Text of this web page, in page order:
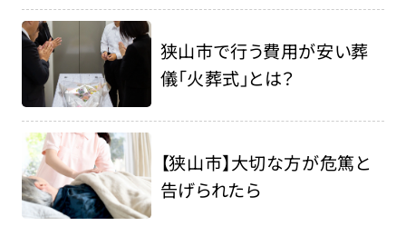
狭山市で行う費用が安い葬
儀「火葬式」とは？
【狭山市】大切な方が危篤と
告げられたら